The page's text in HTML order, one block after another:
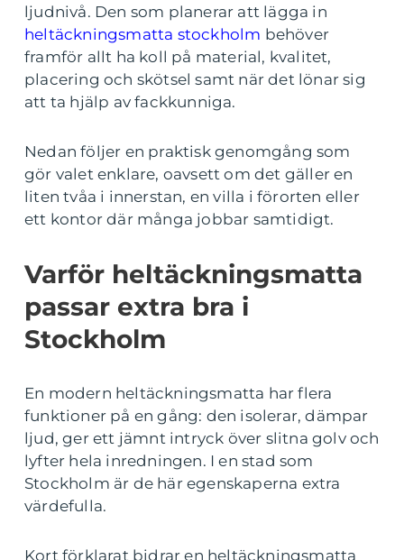
ljudnivå. Den som planerar att lägga in
heltäckningsmatta stockholm behöver
framför allt ha koll på material, kvalitet,
placering och skötsel samt när det lönar sig
att ta hjälp av fackkunniga.
Nedan följer en praktisk genomgång som
gör valet enklare, oavsett om det gäller en
liten tvåa i innerstan, en villa i förorten eller
ett kontor där många jobbar samtidigt.
Varför heltäckningsmatta
passar extra bra i
Stockholm
En modern heltäckningsmatta har flera
funktioner på en gång: den isolerar, dämpar
ljud, ger ett jämnt intryck över slitna golv och
lyfter hela inredningen. I en stad som
Stockholm är de här egenskaperna extra
värdefulla.
Kort förklarat bidrar en heltäckningsmatta